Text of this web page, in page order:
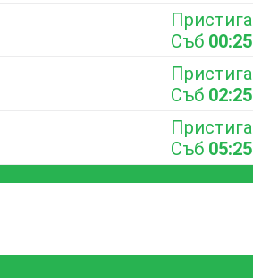
Пристига
Съб 00:25
Пристига
Съб 02:25
Пристига
Съб 05:25